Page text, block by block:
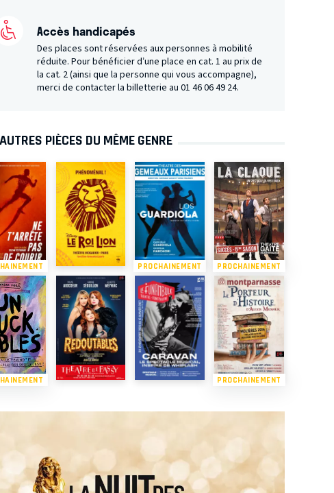
Accès handicapés
Des places sont réservées aux personnes à mobilité
réduite. Pour bénéficier d’une place en cat. 1 au prix de
la cat. 2 (ainsi que la personne qui vous accompagne),
merci de contacter la billetterie au 01 46 06 49 24.
PIÈCES DU MÊME GENRE
PROCHAINEMENT PROCHAINEMENT
PROCHAINEMENT